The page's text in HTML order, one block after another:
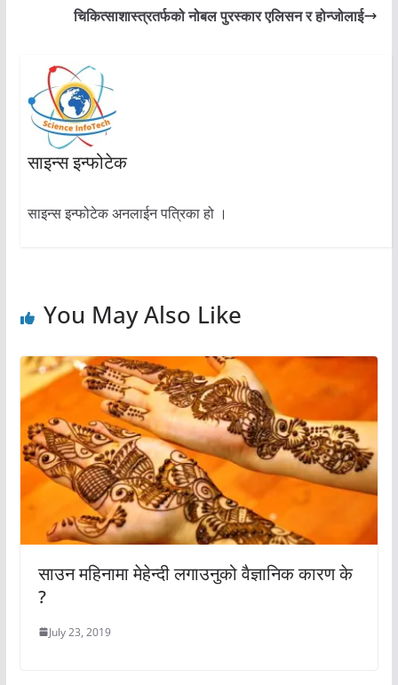
चिकित्साशास्त्रतर्फको नोबल पुरस्कार एलिसन र होन्जोलाई
साइन्स इन्फोटेक
साइन्स इन्फोटेक अनलाईन पत्रिका हो ।
You May Also Like
साउन महिनामा मेहेन्दी लगाउनुको वैज्ञानिक कारण के
?
July 23, 2019